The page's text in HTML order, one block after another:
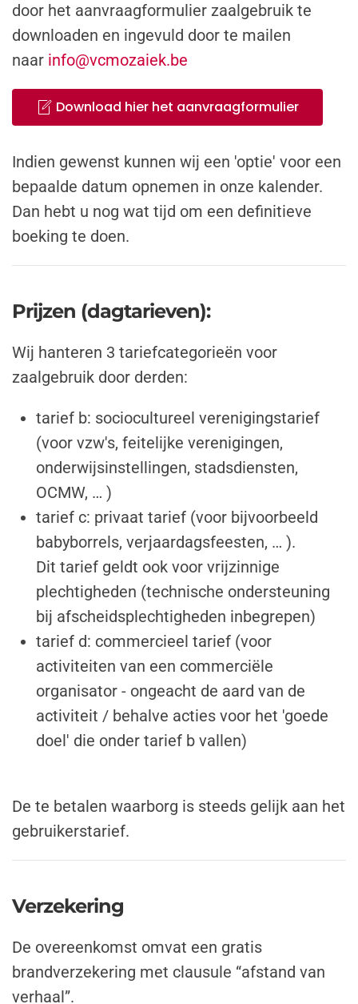
door het aanvraagformulier zaalgebruik te
downloaden en ingevuld door te mailen
naar info@vcmozaiek.be
Download hier het aanvraagformulier
Indien gewenst kunnen wij een 'optie' voor een
bepaalde datum opnemen in onze kalender.
Dan hebt u nog wat tijd om een definitieve
boeking te doen.
Prijzen (dagtarieven):
Wij hanteren 3 tariefcategorieën voor
zaalgebruik door derden:
tarief b: sociocultureel verenigingstarief
(voor vzw's, feitelijke verenigingen,
onderwijsinstellingen, stadsdiensten,
OCMW, … )
tarief c: privaat tarief (voor bijvoorbeeld
babyborrels, verjaardagsfeesten, … ).
Dit tarief geldt ook voor vrijzinnige
plechtigheden (technische ondersteuning
bij afscheidsplechtigheden inbegrepen)
tarief d: commercieel tarief (voor
activiteiten van een commerciële
organisator - ongeacht de aard van de
activiteit / behalve acties voor het 'goede
doel' die onder tarief b vallen)
De te betalen waarborg is steeds gelijk aan het
gebruikerstarief.
Verzekering
De overeenkomst omvat een gratis
brandverzekering met clausule “afstand van
verhaal”.